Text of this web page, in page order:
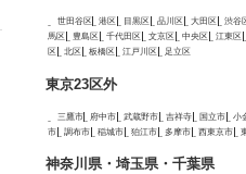
世田谷区 港区 目黒区 品川区 大田区 渋谷
馬区
豊島区 千代田区 文京区 中央区 江東区
区
北区 板橋区 江戸川区 足立区
東京23区外
三鷹市 府中市 武蔵野市 吉祥寺 国立市 小
市
調布市 稲城市 狛江市 多摩市 西東京市
神奈川県・埼玉県・千葉県